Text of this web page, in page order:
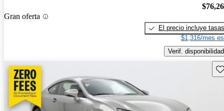
Gran oferta
El precio incluye tasas
$1,316/mes
Verif. disponibilidad